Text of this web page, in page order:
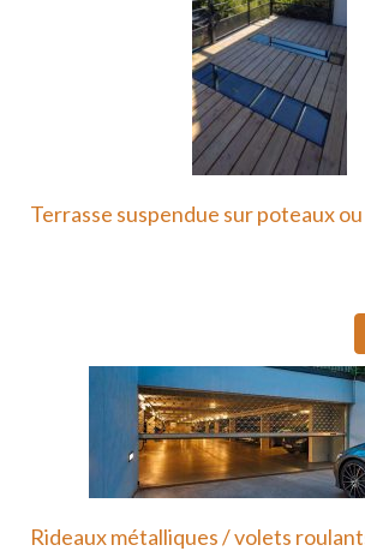
Terrasse suspendue sur poteaux
Rideaux métalliques / volets